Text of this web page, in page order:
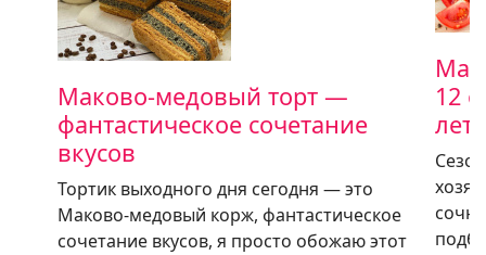
Маково-медовый торт —
фантастическое сочетание
вкусов
Тортик выходного дня сегодня — это
Маково-медовый корж, фантастическое
сочетание вкусов, я просто обожаю этот
12